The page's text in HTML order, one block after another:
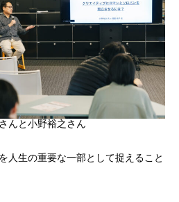
んと小野裕之さん
人生の重要な一部として捉えること